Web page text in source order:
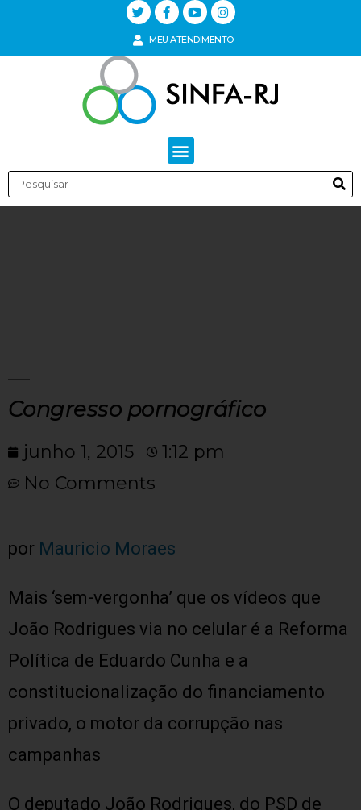
MEU ATENDIMENTO
Congresso pornográfico
junho 1, 2015
1:12 pm
No Comments
por Mauricio Moraes
Mais ‘sem-vergonha’ que os vídeos que
João Rodrigues via no celular é a Reforma
Política de Eduardo Cunha e a
constitucionalização do financiamento
privado, o motor da corrupção nas
campanhas
O deputado João Rodrigues, do PSD de